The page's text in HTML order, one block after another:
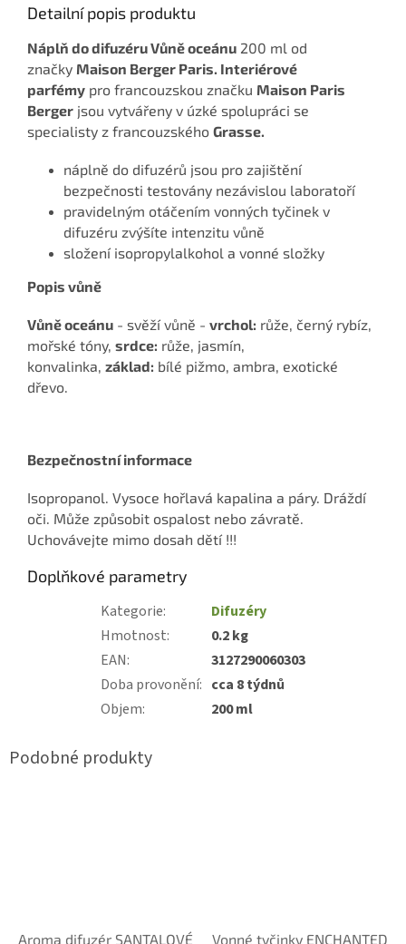
Detailní popis produktu
Náplň do difuzéru Vůně oceánu 200 ml od
značky Maison Berger Paris. Interiérové
parfémy pro francouzskou značku Maison Paris
Berger jsou vytvářeny v úzké spolupráci se
specialisty z francouzského Grasse.
náplně do difuzérů jsou pro zajištění
bezpečnosti testovány nezávislou laboratoří
pravidelným otáčením vonných tyčinek v
difuzéru zvýšíte intenzitu vůně
složení isopropylalkohol a vonné složky
Popis vůně
Vůně oceánu - svěží vůně - vrchol: růže, černý rybíz,
mořské tóny, srdce: růže, jasmín,
konvalinka, základ: bílé pižmo, ambra, exotické
dřevo.
Bezpečnostní informace
Isopropanol. Vysoce hořlavá kapalina a páry. Dráždí
oči. Může způsobit ospalost nebo závratě.
Uchovávejte mimo dosah dětí !!!
Doplňkové parametry
Kategorie:
Difuzéry
Hmotnost:
0.2 kg
EAN:
3127290060303
Doba provonění: cca 8 týdnů
Objem: 200 ml
Aroma difuzér SANTALOVÉ Vonné tyčinky ENCHANTED